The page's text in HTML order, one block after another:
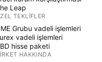
Leap
TEKLIFLER
Grubu vadeli işlemleri
vadeli işlemleri
hisse paketi
HAKKINDA